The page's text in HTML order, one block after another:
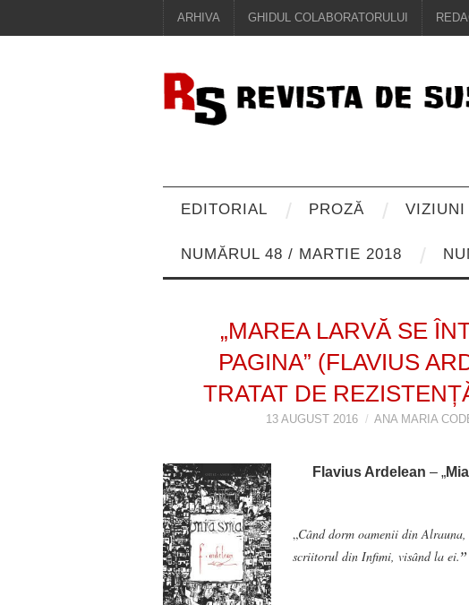
ARHIVA GHIDUL COLABORATORULUI
EDITORIAL PROZĂ VIZIUNI
NUMĂRUL 48 / MARTIE 2018
„MAREA LARVĂ SE
PAGINA” (FLAVIUS
TRATAT DE
13 AUGUST 2016 ANA MARIA
Flavius Ardelean – „
„Când dorm oamenii din
scriitorul din Infimi, visând la ei.”